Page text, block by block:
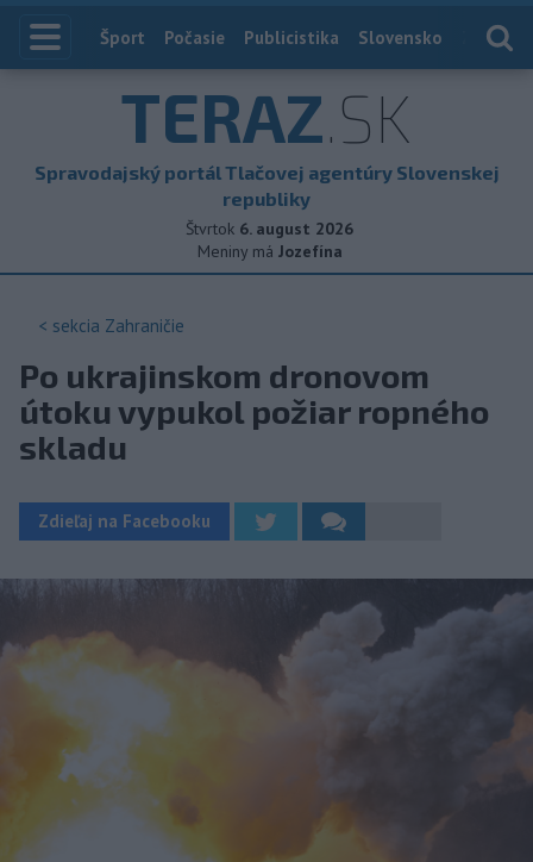
Index
Šport Počasie Publicistika Slovensko
TERAZ.SK
Spravodajský portál Tlačovej agentúry Slovenskej
republiky
Štvrtok 6. august 2026
Meniny má Jozefína
< sekcia Zahraničie
Po ukrajinskom dronovom
útoku vypukol požiar ropného
skladu
Zdieľaj na Facebooku